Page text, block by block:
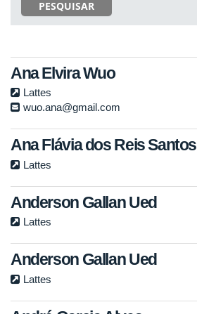
PESQUISAR
Ana Elvira Wuo
Lattes
wuo.ana@gmail.com
Ana Flávia dos Reis Santos
Lattes
Anderson Gallan Ued
Lattes
Anderson Gallan Ued
Lattes